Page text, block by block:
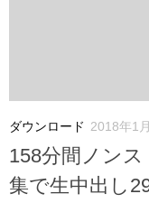
ダウンロード 2018年1
158分間ノン
集で生中出し